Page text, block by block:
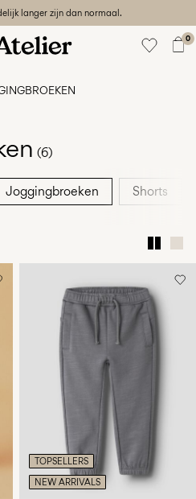
langer zijn dan normaal.
0
(6)
Joggingbroeken Shorts
TOPSELLERS
NEW ARRIVALS